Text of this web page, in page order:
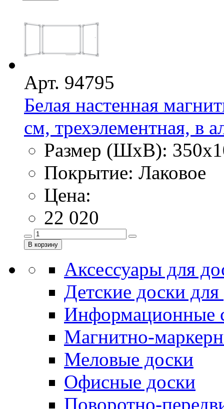
Арт. 94795
Белая настенная
см, трехэлементная, в
Размер (ШхВ):
Покрытие: Лаковое
Цена:
22 020
Аксессуары для
Детские доски
Информационные
Магнитно-
Меловые доски
Офисные доски
Поворотно-